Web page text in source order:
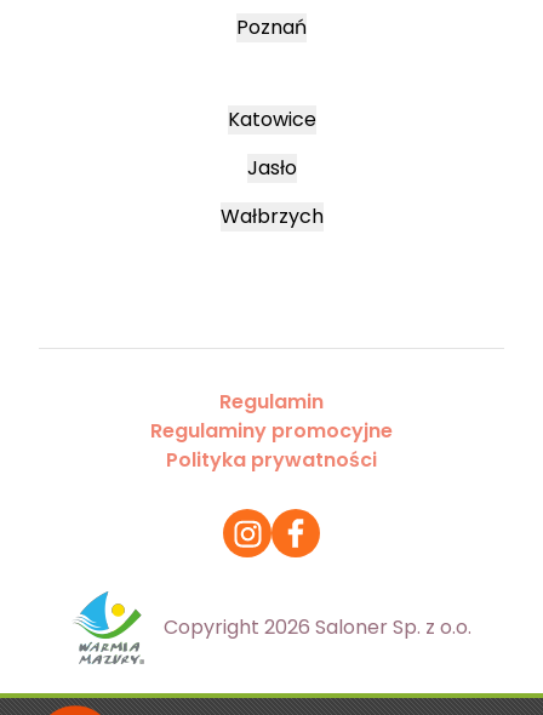
Poznań
Katowice
Jasło
Wałbrzych
Regulamin
Regulaminy promocyjne
Polityka prywatności
Copyright 2026 Saloner Sp. z o.o.